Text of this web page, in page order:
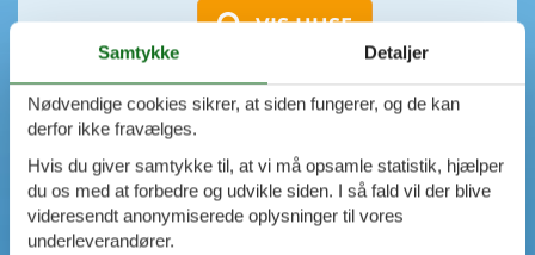
VIS HUSE
Afstand til indkøb
Afstand til vand
Udsigt til vand
Faciliteter
Swimmingpool
Spa
Sauna
AVANCERET SØGNING
Samtykke Detaljer
Nødvendige cookies sikrer, at siden fungerer, og de kan
derfor ikke fravælges.
Hvis du giver samtykke til, at vi må opsamle statistik, hjælper
du os med at forbedre og udvikle siden. I så fald vil der blive
videresendt anonymiserede oplysninger til vores
underleverandører.